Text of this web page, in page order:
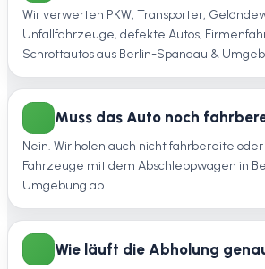
Wir verwerten PKW, Transporter,
Unfallfahrzeuge, defekte Autos,
Schrottautos aus Berlin-Spandau &
Muss das Auto noch
Nein. Wir holen auch nicht fahrbereite
Fahrzeuge mit dem Abschleppwagen in
Umgebung ab.
Wie läuft die Abholung